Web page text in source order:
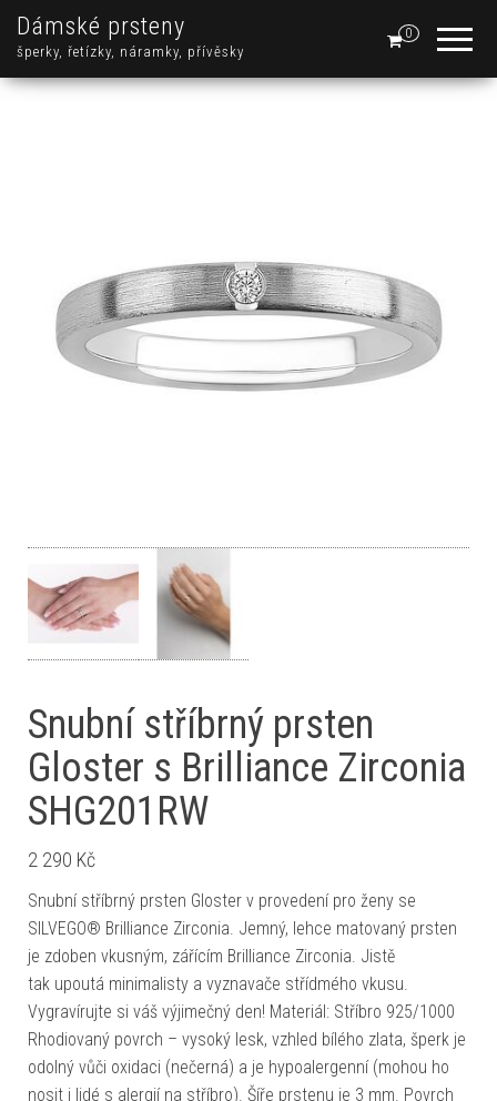
Dámské prsteny
šperky, řetízky, náramky, přívěsky
0
Snubní stříbrný prsten
Gloster s Brilliance Zirconia
SHG201RW
2 290 Kč
Snubní stříbrný prsten Gloster v provedení pro ženy se
SILVEGO® Brilliance Zirconia. Jemný, lehce matovaný prsten
je zdoben vkusným, zářícím Brilliance Zirconia. Jistě
tak upoutá minimalisty a vyznavače střídmého vkusu.
Vygravírujte si váš výjimečný den! Materiál: Stříbro 925/1000
Rhodiovaný povrch – vysoký lesk, vzhled bílého zlata, šperk je
odolný vůči oxidaci (nečerná) a je hypoalergenní (mohou ho
nosit i lidé s alergií na stříbro). Šíře prstenu je 3 mm. Povrch